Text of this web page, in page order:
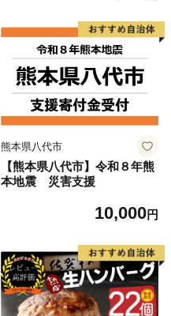
介
熊本県八代市
【熊本県八代市】令和８年熊
本地震 災害支援
10,000円